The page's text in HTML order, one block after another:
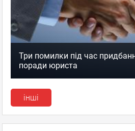
Три помилки під час
поради юриста
інші